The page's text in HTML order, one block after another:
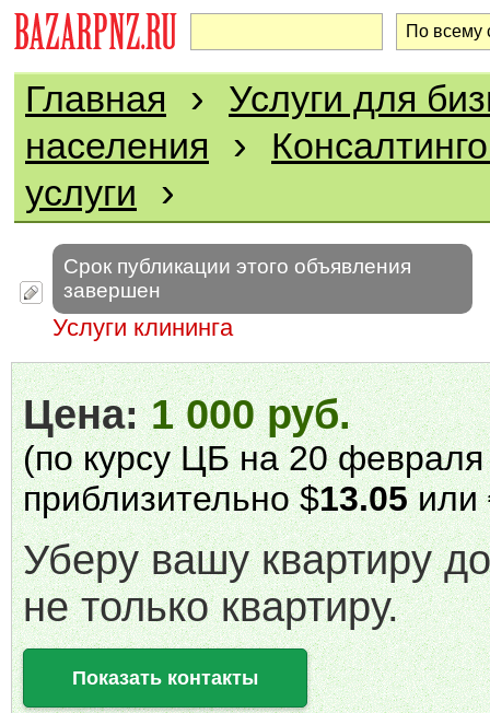
Главная › Услуги для
населения
›
услуги
›
Срок публикации этого объявления
завершен
Услуги клининга
Цена:1 000 руб.
(по курсу ЦБ на 20 февраля
приблизительно $13.05или
Уберу вашу квартиру
не только квартиру.
Показать контакты